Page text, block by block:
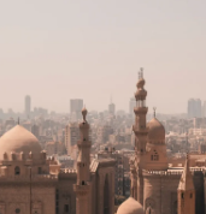
HR-taken eenvoudig
HR en payroll
opties en
zzp'ers
gidsen